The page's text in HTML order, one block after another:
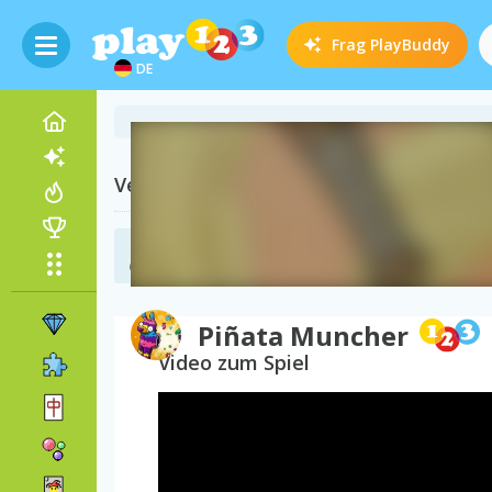
DE
Frag PlayBuddy
Piñata Muncher
Verwandte Kategorien
Video zum Spiel